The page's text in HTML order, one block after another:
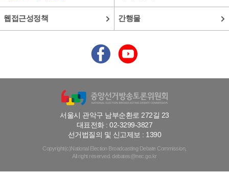
웹접근성정책 간행물
서울시 관악구 남부순환로 272길 23
대표전화 : 02-3299-3827
선거법질의 및 신고제보 : 1390
Copyright(c)National Election Broadcasting Debate Commission,
All right reserved. debates@nec.go.kr